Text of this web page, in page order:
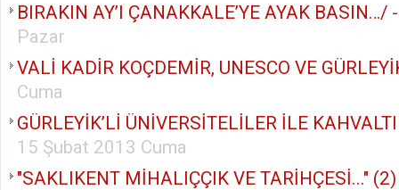
BIRAKIN AY’I ÇANAKKALE’YE AYAK BASIN…/
Pazar
VALİ KADİR KOÇDEMİR, UNESCO VE
Cuma
GÜRLEYİK’Lİ ÜNİVERSİTELİLER İLE
15 Şubat 2013 Cuma
"SAKLIKENT MİHALIÇÇIK VE TARİHÇESİ..." (2)